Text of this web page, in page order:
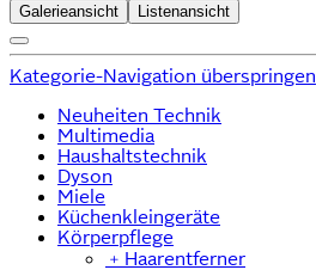
Galerieansicht Listenansicht
Kategorie-Navigation überspringen
Neuheiten Technik
Multimedia
Haushaltstechnik
Dyson
Miele
Küchenkleingeräte
Körperpflege
﹢ Haarentferner